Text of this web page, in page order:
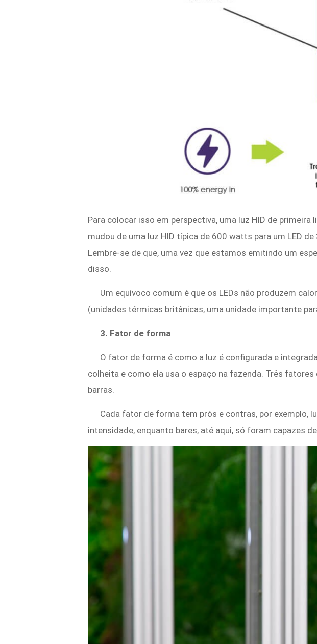
Para colocar isso em perspectiva, uma luz HID de
mudou de uma luz HID típica de 600 watts para um LED
Lembre-se de que, uma vez que estamos emitindo um
disso.
Um equívoco comum é que os LEDs não produzem
(unidades térmicas britânicas, uma unidade importante
3. Fator de forma
O fator de forma é como a luz é configurada e
colheita e como ela usa o espaço na fazenda. Três
barras.
Cada fator de forma tem prós e contras, por exemplo,
intensidade, enquanto bares, até aqui, só foram capazes